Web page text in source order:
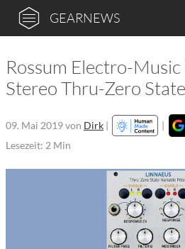
GEARNEWS
Rossum Electro-Music
Stereo Thru-Zero
09. Mai 2019von Dirk | |
Lesezeit: 2 Min